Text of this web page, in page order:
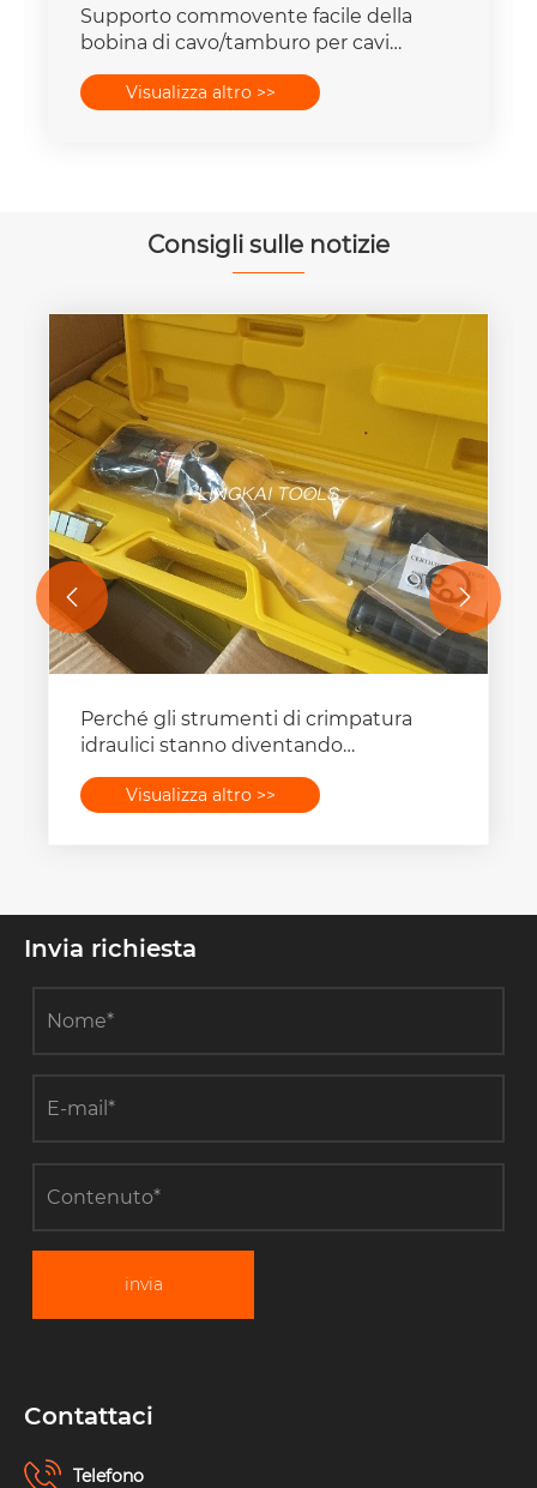
Supporto commovente facile della
bobina di cavo/tamburo per cavi
Visualizza altro >>
Consigli sulle notizie
Perché gli strumenti di crimpatura
idraulici stanno diventando
Visualizza altro >>
 
Invia richiesta
invia
Contattaci
Telefono